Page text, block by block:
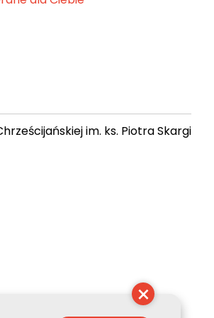
im. ks. Piotra Skargi
×